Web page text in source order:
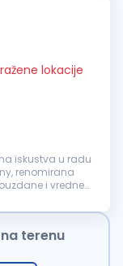
lokacije
iskustva u radu
renomirana
i vredne
terenu